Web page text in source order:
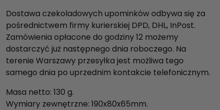
Dostawa czekoladowych upominków odbywa się za
pośrednictwem firmy kurierskiej DPD, DHL, InPost.
Zamówienia opłacone do godziny 12 możemy
dostarczyć już następnego dnia roboczego. Na
terenie Warszawy przesyłka jest możliwa tego
samego dnia po uprzednim kontakcie telefonicznym.
Masa netto: 130 g.
Wymiary zewnętrzne: 190x80x65mm.